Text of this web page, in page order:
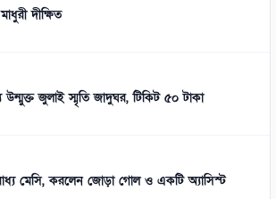
দীক্ষিত
জুলাই স্মৃতি জাদুঘর, টিকিট ৫০ টাকা
মেসি, করলেন জোড়া গোল ও একটি অ্যাসিস্ট